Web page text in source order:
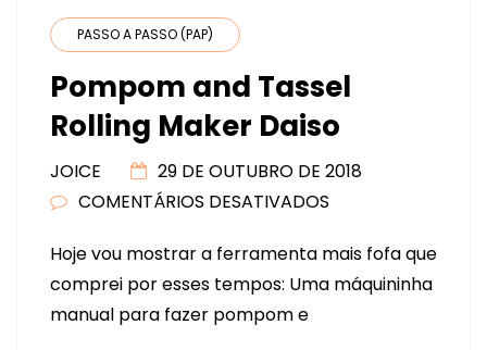
PASSO A PASSO (PAP)
Pompom and Tassel
Rolling Maker Daiso
JOICE
29 DE OUTUBRO DE 2018
COMENTÁRIOS DESATIVADOS
AND
TASSEL
Hoje vou mostrar a ferramenta mais fofa que
comprei por esses tempos: Uma máquininha
manual para fazer pompom e